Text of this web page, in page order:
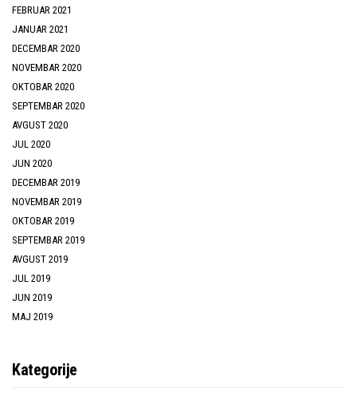
FEBRUAR 2021
JANUAR 2021
DECEMBAR 2020
NOVEMBAR 2020
OKTOBAR 2020
SEPTEMBAR 2020
AVGUST 2020
JUL 2020
JUN 2020
DECEMBAR 2019
NOVEMBAR 2019
OKTOBAR 2019
SEPTEMBAR 2019
AVGUST 2019
JUL 2019
JUN 2019
MAJ 2019
Kategorije